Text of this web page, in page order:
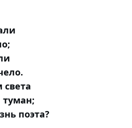
девицы
—
полна!
туман;
поэта?